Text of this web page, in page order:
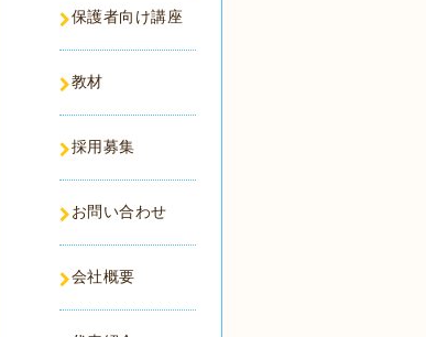
保護者向け講座
教材
採用募集
お問い合わせ
会社概要